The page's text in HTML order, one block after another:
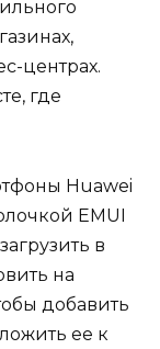
центрах.
где
Huawei
EMUI
в
на
добавить
ее к